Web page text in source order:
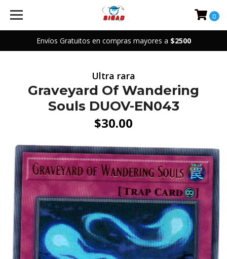
Envíos Gratuitos en compras mayores a $2500
0
Ultra rara
Graveyard Of Wandering
Souls DUOV-EN043
$30.00